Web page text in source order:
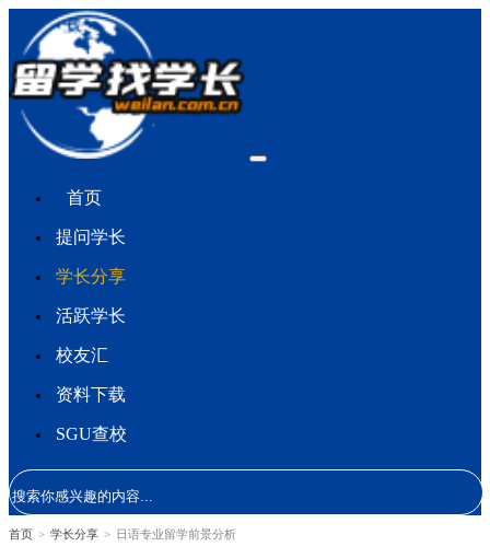
首页
提问学长
学长分享
活跃学长
校友汇
资料下载
SGU查校
首页 > 学长分享 > 日语专业留学前景分析